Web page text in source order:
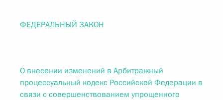
ФЕДЕРАЛЬНЫЙ ЗАКОН
О внесении изменений в Арбитражный
процессуальный кодекс Российской Федерации в
связи с совершенствованием упрощенного